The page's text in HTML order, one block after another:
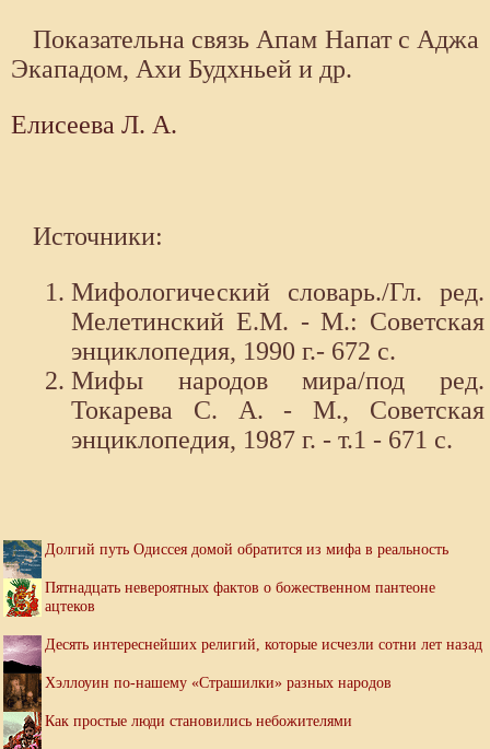
Показательна связь Апам Напат с Аджа
Экападом, Ахи Будхньей и др.
Елисеева Л. А.
Источники:
Мифологический словарь./Гл. ред.
Мелетинский Е.М. - М.: Советская
энциклопедия, 1990 г.- 672 с.
Мифы народов мира/под ред.
Токарева С. А. - М., Советская
энциклопедия, 1987 г. - т.1 - 671 с.
Долгий путь Одиссея домой обратится из мифа в реальность
Пятнадцать невероятных фактов о божественном пантеоне
ацтеков
Десять интереснейших религий, которые исчезли сотни лет назад
Хэллоуин по-нашему «Страшилки» разных народов
Как простые люди становились небожителями